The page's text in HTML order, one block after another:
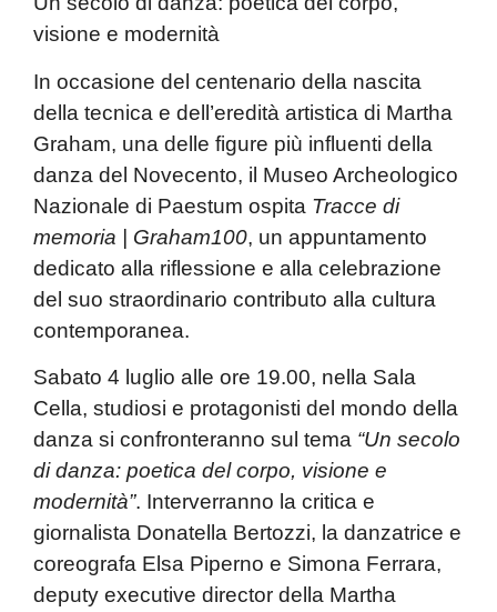
visione e modernità
In occasione del centenario della nascita
della tecnica e dell’eredità artistica di Martha
Graham, una delle figure più influenti della
danza del Novecento, il Museo Archeologico
Nazionale di Paestum ospita Tracce di
memoria | Graham100, un appuntamento
dedicato alla riflessione e alla celebrazione
del suo straordinario contributo alla cultura
contemporanea.
Sabato 4 luglio alle ore 19.00, nella Sala
Cella, studiosi e protagonisti del mondo della
danza si confronteranno sul tema “Un secolo
di danza: poetica del corpo, visione e
modernità”. Interverranno la critica e
giornalista Donatella Bertozzi, la danzatrice e
coreografa Elsa Piperno e Simona Ferrara,
deputy executive director della Martha